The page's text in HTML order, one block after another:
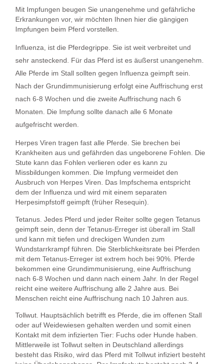
Mit Impfungen beugen Sie unangenehme und gefährliche
Erkrankungen vor, wir möchten Ihnen hier die gängigen
Impfungen beim Pferd vorstellen.
Influenza , ist die Pferdegrippe. Sie ist weit verbreitet und
sehr ansteckend. Für das Pferd ist es äußerst unangenehm.
Alle Pferde im Stall sollten gegen Influenza geimpft sein.
Nach der Grundimmunisierung erfolgt eine Auffrischung erst
nach 6-8 Wochen und die zweite Auffrischung nach 6
Monaten. Die Impfung sollte danach alle 6 Monate
aufgefrischt werden.
Herpes Viren tragen fast alle Pferde. Sie brechen bei
Krankheiten aus und gefährden das ungeborene Fohlen. Die
Stute kann das Fohlen verlieren oder es kann zu
Missbildungen kommen. Die Impfung vermeidet den
Ausbruch von Herpes Viren. Das Impfschema entspricht
dem der Influenza und wird mit einem separaten
Herpesimpfstoff geimpft (früher Resequin).
Tetanus . Jedes Pferd und jeder Reiter sollte gegen Tetanus
geimpft sein, denn der Tetanus-Erreger ist überall im Stall
und kann mit tiefen und dreckigen Wunden zum
Wundstarrkrampf führen. Die Sterblichkeitsrate bei Pferden
mit dem Tetanus-Erreger ist extrem hoch bei 90%. Pferde
bekommen eine Grundimmunisierung, eine Auffrischung
nach 6-8 Wochen und dann nach einem Jahr. In der Regel
reicht eine weitere Auffrischung alle 2 Jahre aus. Bei
Menschen reicht eine Auffrischung nach 10 Jahren aus.
Tollwut . Hauptsächlich betrifft es Pferde, die im offenen Stall
oder auf Weidewiesen gehalten werden und somit einen
Kontakt mit dem infizierten Tier: Fuchs oder Hunde haben.
Mittlerweile ist Tollwut selten in Deutschland allerdings
besteht das Risiko, wird das Pferd mit Tollwut infiziert besteht